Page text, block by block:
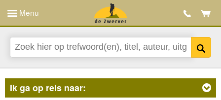
Menu
Ik ga op reis naar: